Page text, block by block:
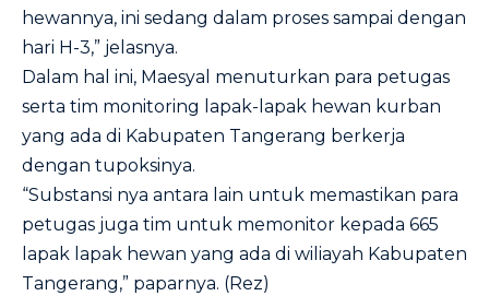
hewannya, ini sedang dalam proses sampai dengan
hari H-3,” jelasnya.
Dalam hal ini, Maesyal menuturkan para petugas
serta tim monitoring lapak-lapak hewan kurban
yang ada di Kabupaten Tangerang berkerja
dengan tupoksinya.
“Substansi nya antara lain untuk memastikan para
petugas juga tim untuk memonitor kepada 665
lapak lapak hewan yang ada di wiliayah Kabupaten
Tangerang,” paparnya. (Rez)